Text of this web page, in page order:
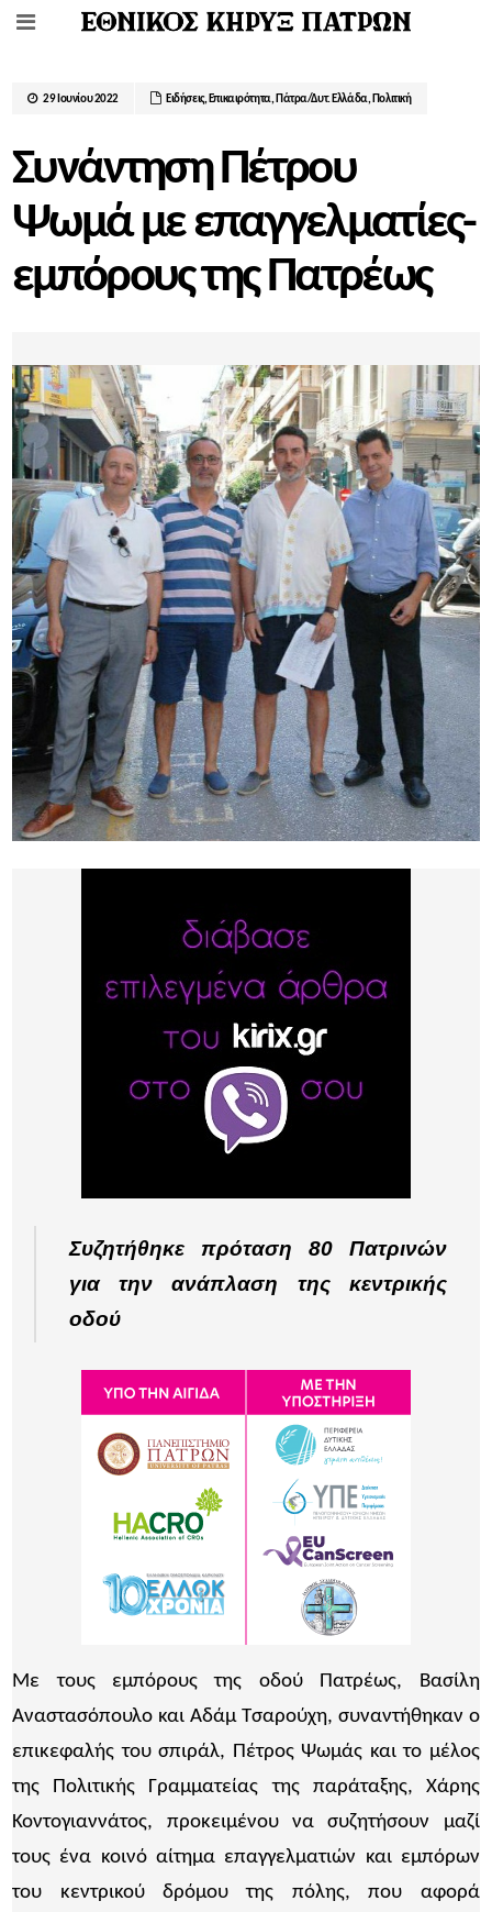
29 Ιουνίου 2022 Ειδήσεις, Επικαιρότητα, Πάτρα/Δυτ. Ελλάδα, Πολιτική
Συνάντηση Πέτρου
Ψωμά με επαγγελματίες-
εμπόρους της Πατρέως
Συζητήθηκε πρόταση 80 Πατρινών
για την ανάπλαση της κεντρικής
οδού
Με τους εμπόρους της οδού Πατρέως, Βασίλη
Αναστασόπουλο και Αδάμ Τσαρούχη, συναντήθηκαν ο
επικεφαλής του σπιράλ, Πέτρος Ψωμάς και το μέλος
της Πολιτικής Γραμματείας της παράταξης, Χάρης
Κοντογιαννάτος, προκειμένου να συζητήσουν μαζί
τους ένα κοινό αίτημα επαγγελματιών και εμπόρων
του κεντρικού δρόμου της πόλης, που αφορά